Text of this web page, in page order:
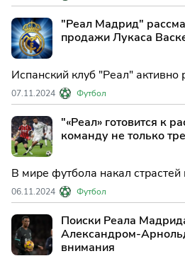
своем составе. В поединке
команда потеряла сразу трех
"Реал Мадрид"
продажи Лукаса
Испанский клуб "Реал" активно
вариант с продажей опытного
Васкеса. У 33-летнего
соглашение с командой
07.11.2024 Футбол
"«Реал» готовится к
команду не только
В мире футбола накал страстей
Футболисты испанского клуба
недовольство текущим
тренер команды Карло
«Милана» поделился своим
клубе.
06.11.2024 Футбол
Поиски Реала
Александром-
внимания